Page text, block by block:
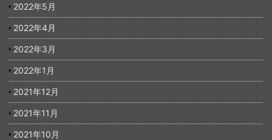
2022年5月
2022年4月
2022年3月
2022年1月
2021年12月
2021年11月
2021年10月